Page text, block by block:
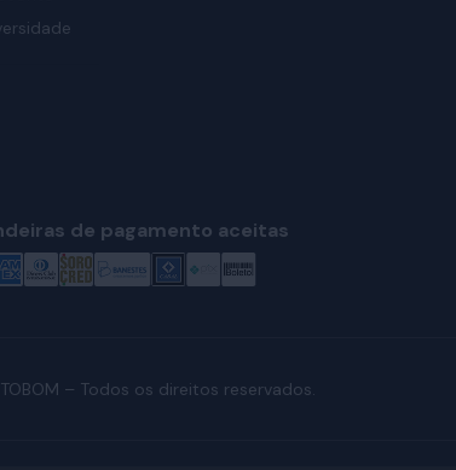
de pagamento aceitas
– Todos os direitos reservados.